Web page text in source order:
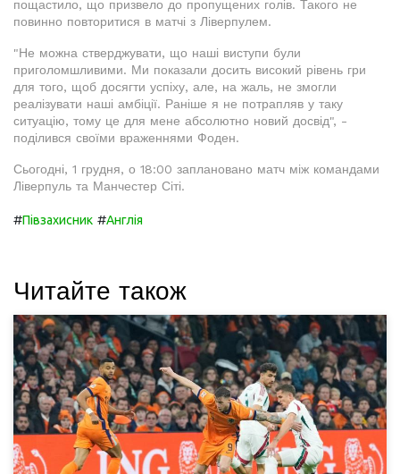
пощастило, що призвело до пропущених голів. Такого не
повинно повторитися в матчі з Ліверпулем.
"Не можна стверджувати, що наші виступи були
приголомшливими. Ми показали досить високий рівень гри
для того, щоб досягти успіху, але, на жаль, не змогли
реалізувати наші амбіції. Раніше я не потрапляв у таку
ситуацію, тому це для мене абсолютно новий досвід", -
поділився своїми враженнями Фоден.
Сьогодні, 1 грудня, о 18:00 заплановано матч між командами
Ліверпуль та Манчестер Сіті.
#Півзахисник #Англія
Читайте також